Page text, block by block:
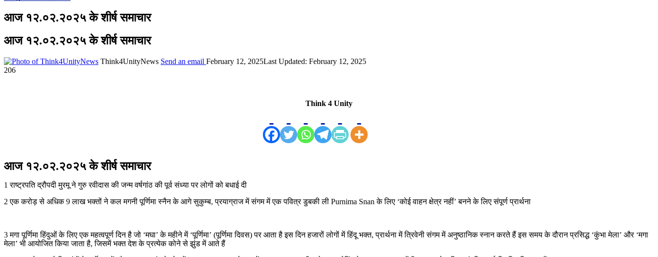
आज १२.०२.२०२५ के शीर्ष समाचार
आज १२.०२.२०२५ के शीर्ष समाचार
Think4UnityNews Send an email February 12, 2025Last Updated: February 12, 2025
206
Think 4 Unity
आज १२.०२.२०२५ के शीर्ष समाचार
1 राष्ट्रपति द्रौपदी मुरमू ने गुरु रवीदास की जन्म वर्षगांठ की पूर्व संध्या पर लोगों को बधाई दी
2 एक करोड़ से अधिक 9 लाख भक्तों ने कल मगनी पूर्णिमा स्नैन के आगे सुकुम्ब, प्रयाग्राज में संगम में एक पवित्र डुबकी ली Purnima Snan के लिए ‘कोई वाहन क्षेत्र नहीं’ बनने के लिए संपूर्ण प्रार्थना
3 मगा पूर्णिमा हिंदुओं के लिए एक महत्वपूर्ण दिन है जो ‘मघा’ के महीने में ‘पूर्णिमा’ (पूर्णिमा दिवस) पर आता है इस दिन हजारों लोगों में हिंदू भक्त, प्रार्थना में त्रिवेनी संगम में अनुष्ठानिक स्नान करते हैं इस समय के दौरान प्रसिद्ध ‘कुंभा मेला’ और ‘मगा
मेला’ भी आयोजित किया जाता है, जिसमें भक्त देश के प्रत्येक कोने से झुंड में आते हैं